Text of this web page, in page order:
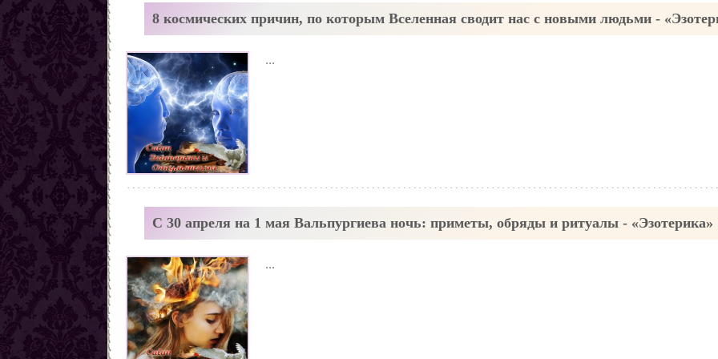
Заговоры от наркомании
Все порчи
8 космических причин, по которым Вселенная сводит нас с новыми людьми -
...
С 30 апреля на 1 мая Вальпургиева ночь: приметы, обряды и ритуалы - «Эзотерика»
...